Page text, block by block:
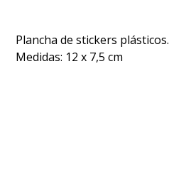
Plancha de stickers plásticos.
Medidas: 12 x 7,5 cm